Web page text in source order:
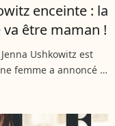
a eu recours...
enceinte : la
va être maman !
Ushkowitz est
femme a annoncé la
Instagram
se sont mariés...